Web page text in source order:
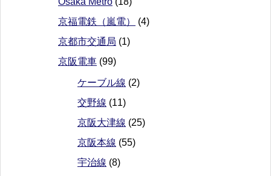
京福電鉄（嵐電）
(4)
京都市交通局 (1)
京阪電車 (99)
ケーブル線 (2)
交野線 (11)
京阪大津線 (25)
京阪本線 (55)
宇治線 (8)